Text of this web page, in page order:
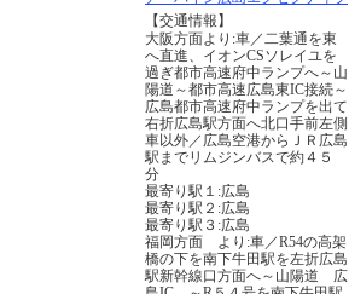
【交通情報】
大阪方面より:車／二葉通を東
へ直進、イオンCSソレイユを
過ぎ都市高速府中ランプへ～山
陽道～都市高速広島東IC接続～
広島都市高速府中ランプを出て
右折広島駅方面へ北口手前左側
車以外／広島空港からＪＲ広島
駅までリムジンバスで約４５
分
最寄り駅１:広島
最寄り駅２:広島
最寄り駅３:広島
福岡方面 より:車／R54の高架
橋の下を南下牛田駅を左折広島
駅新幹線口方面へ～山陽道 広